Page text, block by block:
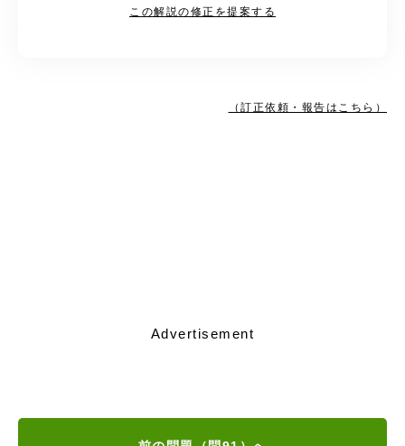
この解説の修正を提案する
（訂正依頼・報告はこちら）
Advertisement